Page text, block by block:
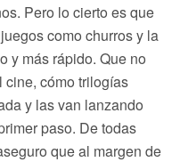
Pero lo cierto es que
como churros y la
y más rápido. Que no
cine, cómo trilogías
y las van lanzando
paso. De todas
que al margen de